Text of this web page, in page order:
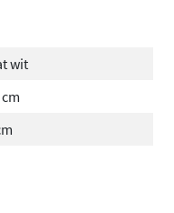
(kortere
de complete
wit